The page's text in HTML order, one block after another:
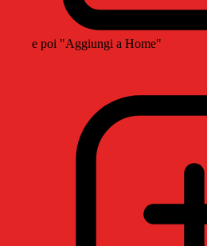
e poi "Aggiungi a Home"